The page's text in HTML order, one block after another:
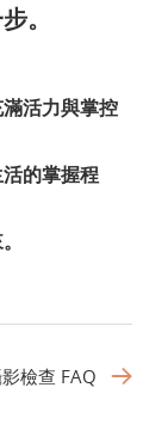
。
活力與掌控
的掌握程
檢查 FAQ